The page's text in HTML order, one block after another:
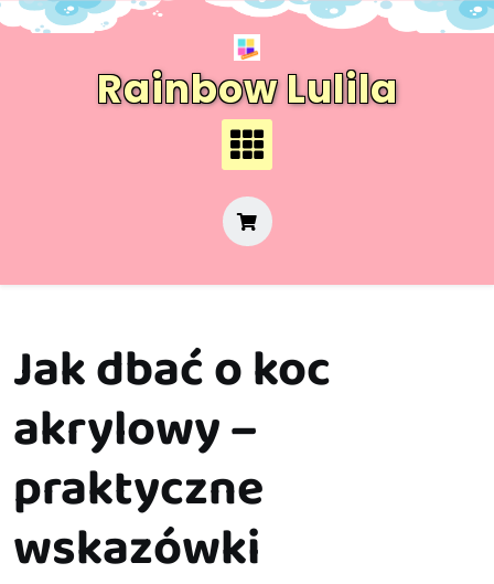
Skip
Rainbow Lulila
Jak dbać o koc
akrylowy –
praktyczne
wskazówki